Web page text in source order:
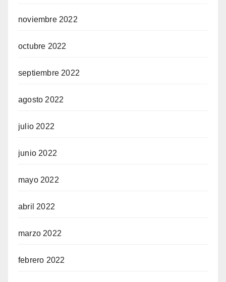
noviembre 2022
octubre 2022
septiembre 2022
agosto 2022
julio 2022
junio 2022
mayo 2022
abril 2022
marzo 2022
febrero 2022